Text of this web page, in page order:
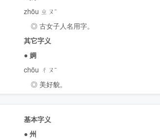
zhōu ㄓㄡˉ
◎ 古女子人名用字。
其它字义
●婤
chōu ㄔㄡˉ
◎ 美好貌。
基本字义
●州